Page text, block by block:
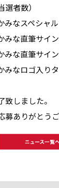
者数）
みなスペシャ
みな直筆サイ
みな直筆サイ
みなロゴ入り
しました。
ありがとう